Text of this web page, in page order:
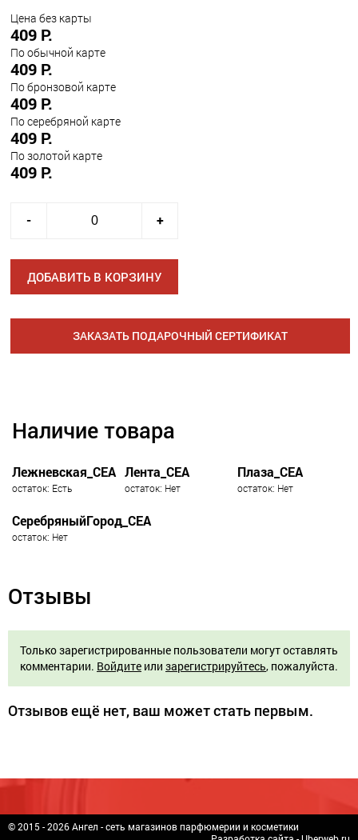
Цена без карты
409 Р.
По обычной карте
409 Р.
По бронзовой карте
409 Р.
По серебряной карте
409 Р.
По золотой карте
409 Р.
- +
ДОБАВИТЬ В КОРЗИНУ
ЗАКАЗАТЬ ПОДАРОЧНЫЙ СЕРТИФИКАТ
Наличие товара
Лежневская_СЕА
остаток: Есть
Лента_СЕА
остаток: Нет
Плаза_СЕА
остаток: Нет
СеребряныйГород_СЕА
остаток: Нет
Отзывы
Только зарегистрированные пользователи могут оставлять
комментарии. Войдите или зарегистрируйтесь, пожалуйста.
Отзывов ещё нет, ваш может стать первым.
© 2015 - 2026 Ангел - сеть магазинов парфюмерии и косметики